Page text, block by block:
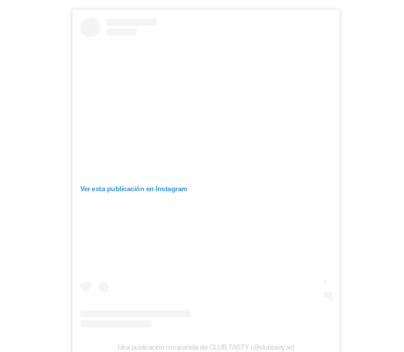
Ver esta publicación en Instagram
Una publicación compartida de CLUB TASTY (@clubtasty.ar)